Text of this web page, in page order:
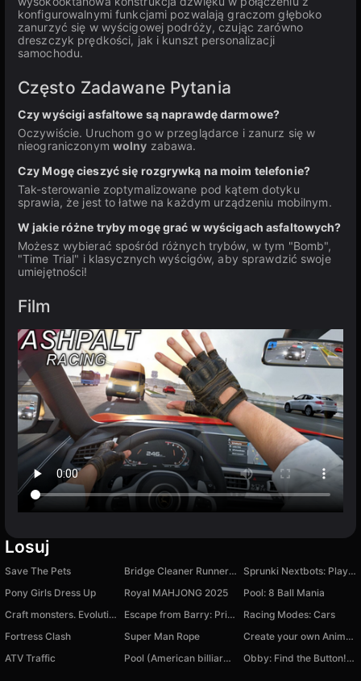
konfigurowalnymi funkcjami pozwalają graczom głęboko
zanurzyć się w wyścigowej podróży, czując zarówno
dreszczyk prędkości, jak i kunszt personalizacji
samochodu.
Często Zadawane Pytania
Czy wyścigi asfaltowe są naprawdę darmowe?
Oczywiście. Uruchom go w przeglądarce i zanurz się w
nieograniczonym wolny zabawa.
Czy Mogę cieszyć się rozgrywką na moim telefonie?
Tak-sterowanie zoptymalizowane pod kątem dotyku
sprawia, że jest to łatwe na każdym urządzeniu mobilnym.
W jakie różne tryby mogę grać w wyścigach asfaltowych?
Możesz wybierać spośród różnych trybów, w tym "Bomb",
"Time Trial" i klasycznych wyścigów, aby sprawdzić swoje
umiejętności!
Film
Losuj
Save The Pets Bridge Cleaner Runner Game
Sprunki Nextbots: Playground Sandbox
Pony Girls Dress Up
Royal MAHJONG 2025
Pool: 8 Ball Mania
Craft monsters. Evolution
Escape from Barry: Prison Adventure
Racing Modes: Cars
Fortress Clash
Super Man Rope
Create your own Anime Girl
ATV Traffic
Pool (American billiards) Obby: Find the Button! Exciting Story